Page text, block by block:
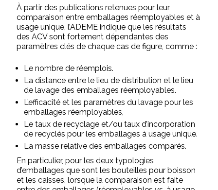
À partir des publications retenues pour leur
comparaison entre emballages réemployables et à
usage unique, l’ADEME indique que les résultats
des ACV sont fortement dépendantes des
paramètres clés de chaque cas de figure, comme :
Le nombre de réemplois.
La distance entre le lieu de distribution et le lieu
de lavage des emballages réemployables.
L’efficacité et les paramètres du lavage pour les
emballages réemployables,
Le taux de recyclage et/ou taux d’incorporation
de recyclés pour les emballages à usage unique.
La masse relative des emballages comparés.
En particulier, pour les deux typologies
d’emballages que sont les bouteilles pour boisson
et les caisses, lorsque la comparaison est faite